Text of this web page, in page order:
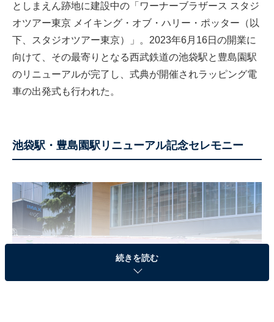
としまえん跡地に建設中の「ワーナーブラザース スタジ
オツアー東京 メイキング・オブ・ハリー・ポッター（以
下、スタジオツアー東京）」。2023年6月16日の開業に
向けて、その最寄りとなる西武鉄道の池袋駅と豊島園駅
のリニューアルが完了し、式典が開催されラッピング電
車の出発式も行われた。
池袋駅・豊島園駅リニューアル記念セレモニー
続きを読む